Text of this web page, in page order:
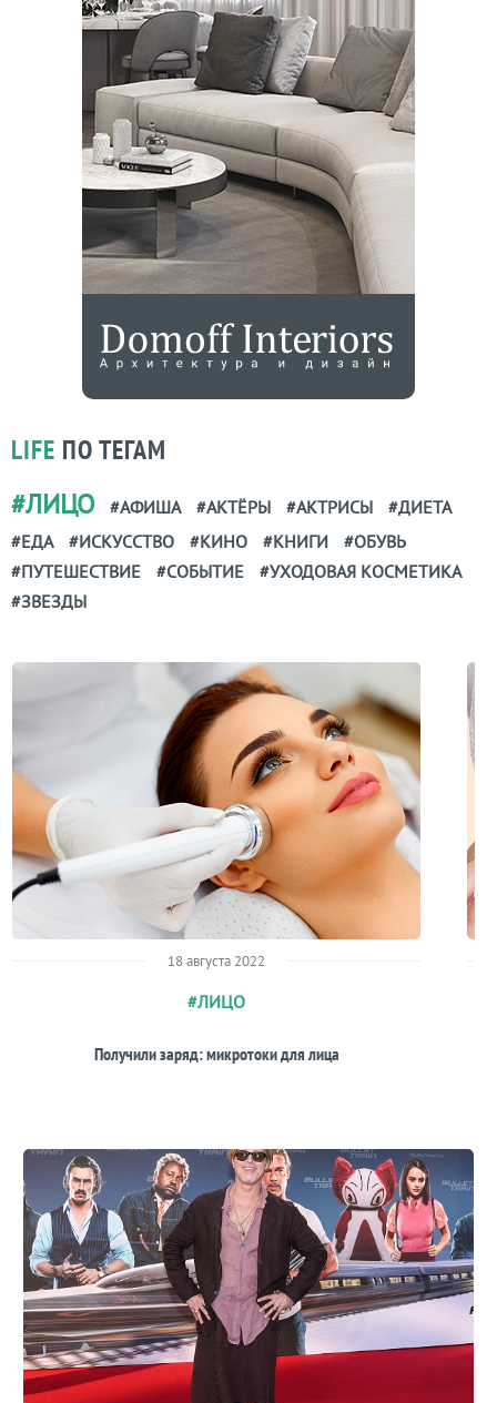
LIFE ПО ТЕГАМ
#ЛИЦО
#АФИША #АКТЁРЫ #АКТРИСЫ
#ДИЕТА
#ЕДА
#ИСКУССТВО #КИНО #КНИГИ
#ОБУВЬ
#ПУТЕШЕСТВИЕ
#СОБЫТИЕ
#УХОДОВАЯ КОСМЕТИКА
#ЗВЕЗДЫ
18 августа 2022
#ЛИЦО
Получили заряд: микротоки для лица